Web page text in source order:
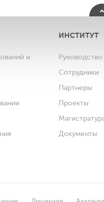
и
ИНСТИТУТ
Руководство
Сотрудники
Партнеры
Проекты
Документы